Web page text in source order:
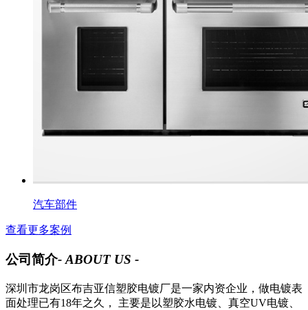
汽车部件
查看更多案例
公司简介- ABOUT US -
深圳市龙岗区布吉亚信塑胶电镀厂是一家内资企业，做电镀表
面处理已有18年之久， 主要是以塑胶水电镀、真空UV电镀、